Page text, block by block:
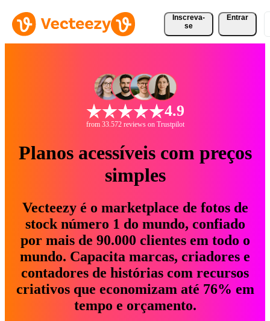
Inscreva-
se
Entrar
4.9
from 33.572 reviews on Trustpilot
Planos acessíveis com preços
simples
Vecteezy é o marketplace de fotos de
stock número 1 do mundo, confiado
por mais de 90.000 clientes em todo o
mundo. Capacita marcas, criadores e
contadores de histórias com recursos
criativos que economizam até 76% em
tempo e orçamento.